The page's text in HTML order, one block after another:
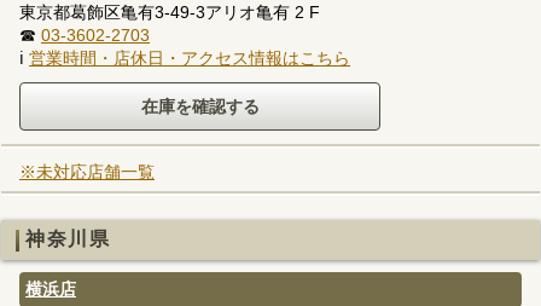
東京都葛飾区亀有3-49-3アリオ亀有 2 F
☎ 03-3602-2703
ℹ 営業時間・店休日・アクセス情報はこちら
※未対応店舗一覧
神奈川県
横浜店